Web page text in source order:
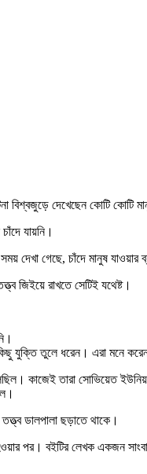
বিশ্বজুড়ে দেখেছেন কোটি কোটি
যায়নি।
দেখা গেছে, চাঁদে মানুষ
জিইয়ে রাখতে সেটিই যথেষ্ট।
কিছু যুক্তি তুলে ধরেন। এরা
কাজেই তারা সোভিয়েত
ডালপালা ছড়াতে থাকে।
পর। বইটির লেখক একজন